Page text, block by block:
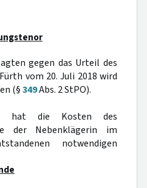
gegen das Urteil des
vom 20. Juli 2018 wird
(§349Abs. 2 StPO).
hat die Kosten des
der Nebenklägerin im
notwendigen